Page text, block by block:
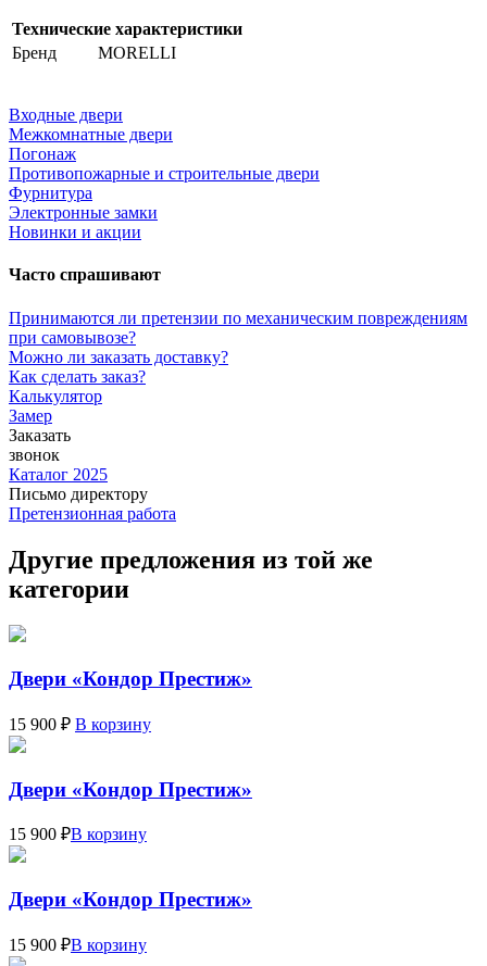
Технические характеристики
Бренд
MORELLI
Входные двери
Межкомнатные двери
Погонаж
Противопожарные и строительные двери
Фурнитура
Электронные замки
Новинки и акции
Часто спрашивают
Принимаются ли претензии по механическим повреждениям
при самовывозе?
Можно ли заказать доставку?
Как сделать заказ?
Калькулятор
Замер
Заказать
звонок
Каталог 2025
Письмо директору
Претензионная работа
Другие предложения из той же
категории
Двери «Кондор Престиж»
15 900 ₽ В корзину
Двери «Кондор Престиж»
15 900 ₽В корзину
Двери «Кондор Престиж»
15 900 ₽В корзину